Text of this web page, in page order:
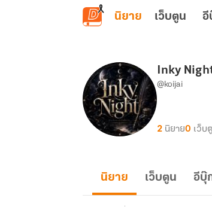
ข้ามไปยังเนื้อหาหลัก
นิยาย เว็บตูน อี
Inky
@koijai
2 นิยาย0 เว็บ
นิยาย เว็บตูน อีบุ๊